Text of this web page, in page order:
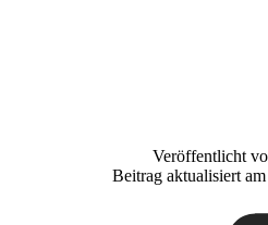
Veröffentlicht
Beitrag aktualisiert